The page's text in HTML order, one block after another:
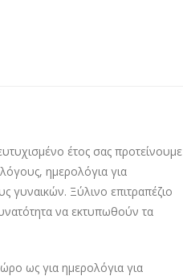
έτος σας προτείνουμε
ημερολόγια για
γυναικών. Ξύλινο επιτραπέζιο
να εκτυπωθούν τα
ως για ημερολόγια για